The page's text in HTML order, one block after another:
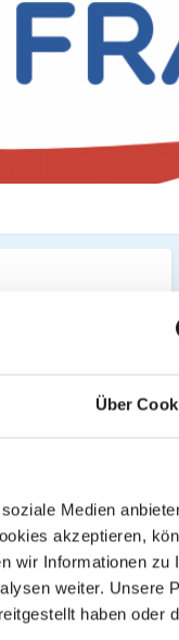
Über
Medien
akzeptieren,
wir Informationen zu
weiter. Unsere
haben oder